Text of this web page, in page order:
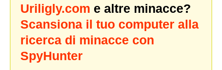
Uriligly.com e altre minacce?
Scansiona il tuo computer alla
ricerca di minacce con
SpyHunter